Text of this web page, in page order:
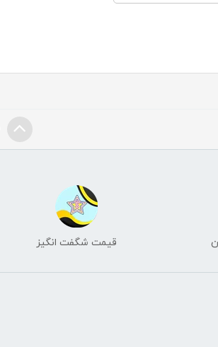
قیمت شگفت انگیز